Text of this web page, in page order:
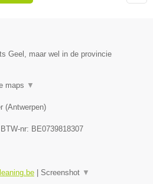
Geel, maar wel in de provincie
maps ▼
(Antwerpen)
, BTW-nr: BE0739818307
Screenshot ▼